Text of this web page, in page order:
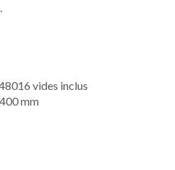
vides inclus
mm